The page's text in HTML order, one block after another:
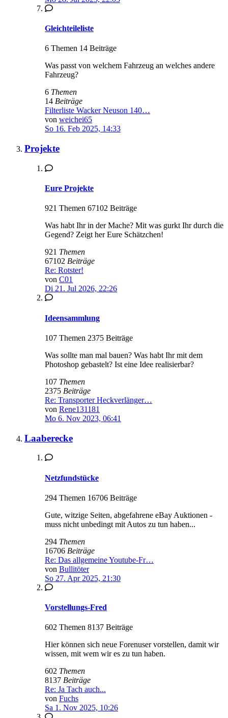
Gleichteileliste
6 Themen 14 Beiträge
Was passt von welchem Fahrzeug an welches andere
Fahrzeug?
6 Themen
14 Beiträge
Filterliste Wacker Neuson 140…
von weichei65
So 16. Feb 2025, 14:33
Projekte
Eure Projekte
921 Themen 67102 Beiträge
Was habt Ihr in der Mache? Mit was gurkt Ihr durch die
Gegend? Zeigt her Eure Schätzchen!
921 Themen
67102 Beiträge
Re: Rotster!
von C01
Di 21. Jul 2026, 22:26
Ideensammlung
107 Themen 2375 Beiträge
Was sollte man mal bauen? Was habt Ihr mit dem
Photoshop gebastelt? Ist eine Idee realisierbar?
107 Themen
2375 Beiträge
Re: Transporter Heckverlänger…
von Rene131181
Mo 6. Nov 2023, 06:41
Laaberecke
Netzfundstücke
294 Themen 16706 Beiträge
Gute, witzige Seiten, abgefahrene eBay Auktionen -
muss nicht unbedingt mit Autos zu tun haben...
294 Themen
16706 Beiträge
Re: Das allgemeine Youtube-Fr…
von Bullitöter
So 27. Apr 2025, 21:30
Vorstellungs-Fred
602 Themen 8137 Beiträge
Hier können sich neue Forenuser vorstellen, damit wir
wissen, mit wem wir es zu tun haben.
602 Themen
8137 Beiträge
Re: Ja Tach auch...
von Fuchs
Sa 1. Nov 2025, 10:26